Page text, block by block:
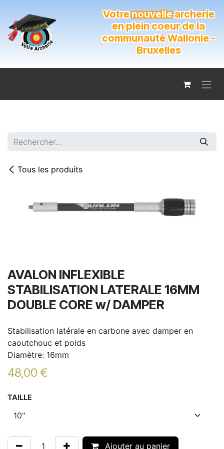
Votrenouvellearcherie
en plein coeur de la
communauté Wallonie -
Bruxelles
Tous les produits
AVALON INFLEXIBLE
STABILISATION LATERALE 16MM
DOUBLE CORE w/ DAMPER
Stabilisation latérale en carbone avec damper en
caoutchouc et poids
Diamètre: 16mm
48,00 €
TAILLE
Ajouter au panier